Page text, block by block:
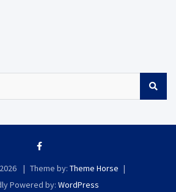
Theme by: Theme Horse
Powered by: WordPress